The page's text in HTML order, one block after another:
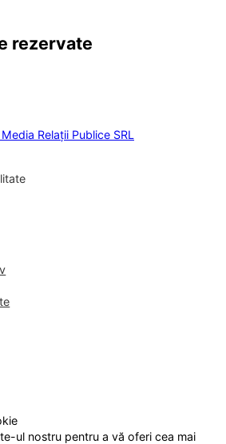
rezervate
Relații Publice SRL
ul nostru pentru a vă oferi cea mai